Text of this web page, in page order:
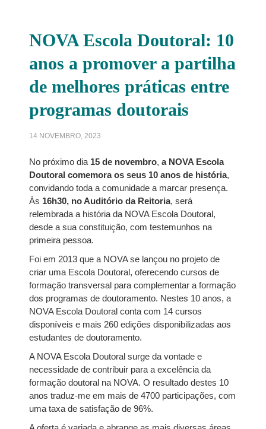
NOVA Escola Doutoral: 10
anos a promover a partilha
de melhores práticas entre
programas doutorais
14 NOVEMBRO, 2023
No próximo dia 15 de novembro, a NOVA Escola
Doutoral comemora os seus 10 anos de história,
convidando toda a comunidade a marcar presença.
Às 16h30, no Auditório da Reitoria, será
relembrada a história da NOVA Escola Doutoral,
desde a sua constituição, com testemunhos na
primeira pessoa.
Foi em 2013 que a NOVA se lançou no projeto de
criar uma Escola Doutoral, oferecendo cursos de
formação transversal para complementar a formação
dos programas de doutoramento. Nestes 10 anos, a
NOVA Escola Doutoral conta com 14 cursos
disponíveis e mais 260 edições disponibilizadas aos
estudantes de doutoramento.
A NOVA Escola Doutoral surge da vontade e
necessidade de contribuir para a excelência da
formação doutoral na NOVA. O resultado destes 10
anos traduz-me em mais de 4700 participações, com
uma taxa de satisfação de 96%.